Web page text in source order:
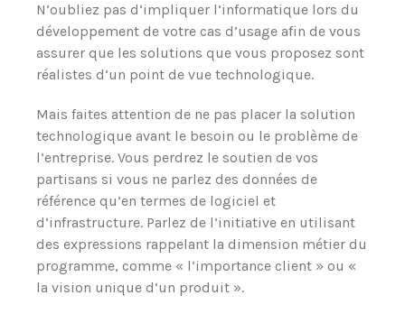
N‘oubliez pas d‘impliquer l’informatique lors du
développement de votre cas d’usage afin de vous
assurer que les solutions que vous proposez sont
réalistes d‘un point de vue technologique.
Mais faites attention de ne pas placer la solution
technologique avant le besoin ou le problème de
l‘entreprise. Vous perdrez le soutien de vos
partisans si vous ne parlez des données de
référence qu‘en termes de logiciel et
d‘infrastructure. Parlez de l‘initiative en utilisant
des expressions rappelant la dimension métier du
programme, comme « l‘importance client » ou «
la vision unique d‘un produit ».